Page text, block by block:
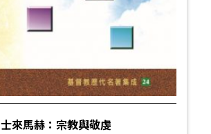
士來馬赫：宗教與敬虔